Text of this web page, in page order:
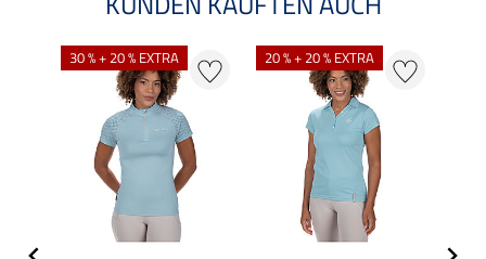
30 % + 20 % EXTRA 20 % + 20 % EXTRA